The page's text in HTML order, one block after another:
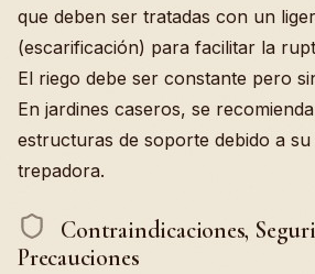
que deben ser tratadas con un
(escarificación) para facilitar la
El riego debe ser constante pero
En jardines caseros, se
estructuras de soporte debido a
trepadora.
Contraindicaciones,
Precauciones